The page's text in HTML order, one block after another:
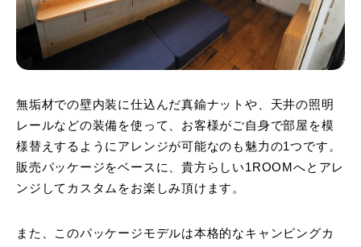
無垢材での壁内装に仕込んだ真鍮ナットや、天井の照明
レールなどの装備を使って、お客様がご自身で部屋を模
様替えするようにアレンジが可能なのも魅力の1つです。
販売パッケージをベースに、貴方らしい1ROOMへとアレ
ンジしてカスタムをお楽しみ頂けます。
また、このパッケージモデルは本格的なキャンピングカ